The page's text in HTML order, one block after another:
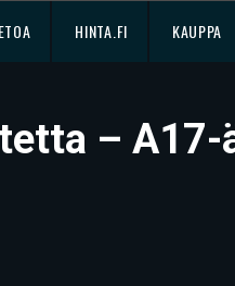
HINTA.FI KAUPPA
– A17-